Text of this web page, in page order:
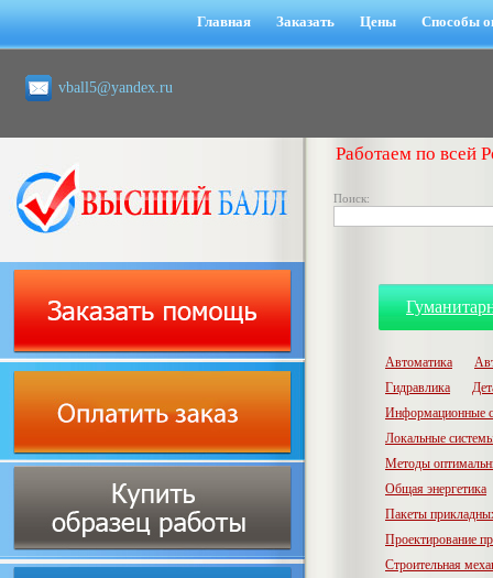
Главная Заказать Цены Способы
vball5@yandex.ru
Работаем по всей
Поиск:
Автоматика
Гидравлика
Информационные
Локальные
Методы
Общая энергетика
Пакеты
Проектирование
Строительная